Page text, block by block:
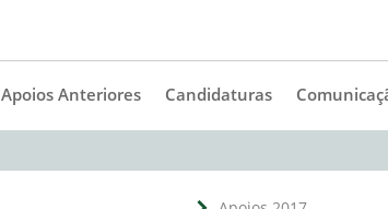
Apoios Anteriores Candidaturas